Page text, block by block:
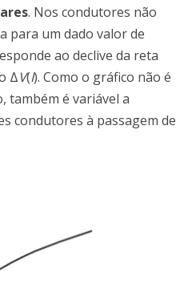
. Nos condutores não
para um dado valor de
ao declive da reta
ΔV(I). Como o gráfico não é
também é variável a
condutores à passagem de